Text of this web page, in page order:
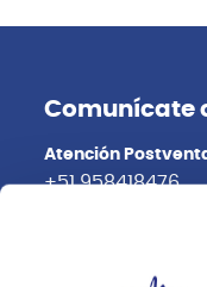
Comunícate
Atención
+51 958418476